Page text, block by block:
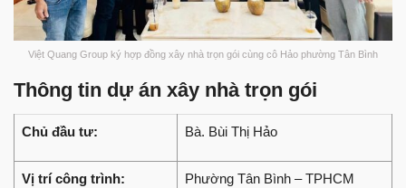
Việt Quang Group ký hợp đồng xây nhà trọn gói cùng cô Hảo phường Tân Bình
Thông tin dự án xây nhà trọn gói
Chủ đầu tư: Bà. Bùi Thị Hảo
Vị trí công trình: Phường Tân Bình – TPHCM